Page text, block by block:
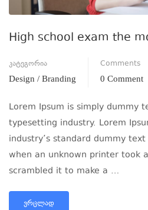
High school exam the
კატეგორია
Design / Branding
Comments
0 Comment
Lorem Ipsum is simply dummy
typesetting industry. Lorem
industry’s standard dummy
when an unknown printer took
scrambled it to make a …
ᲕᲠᲪᲚᲐᲓ